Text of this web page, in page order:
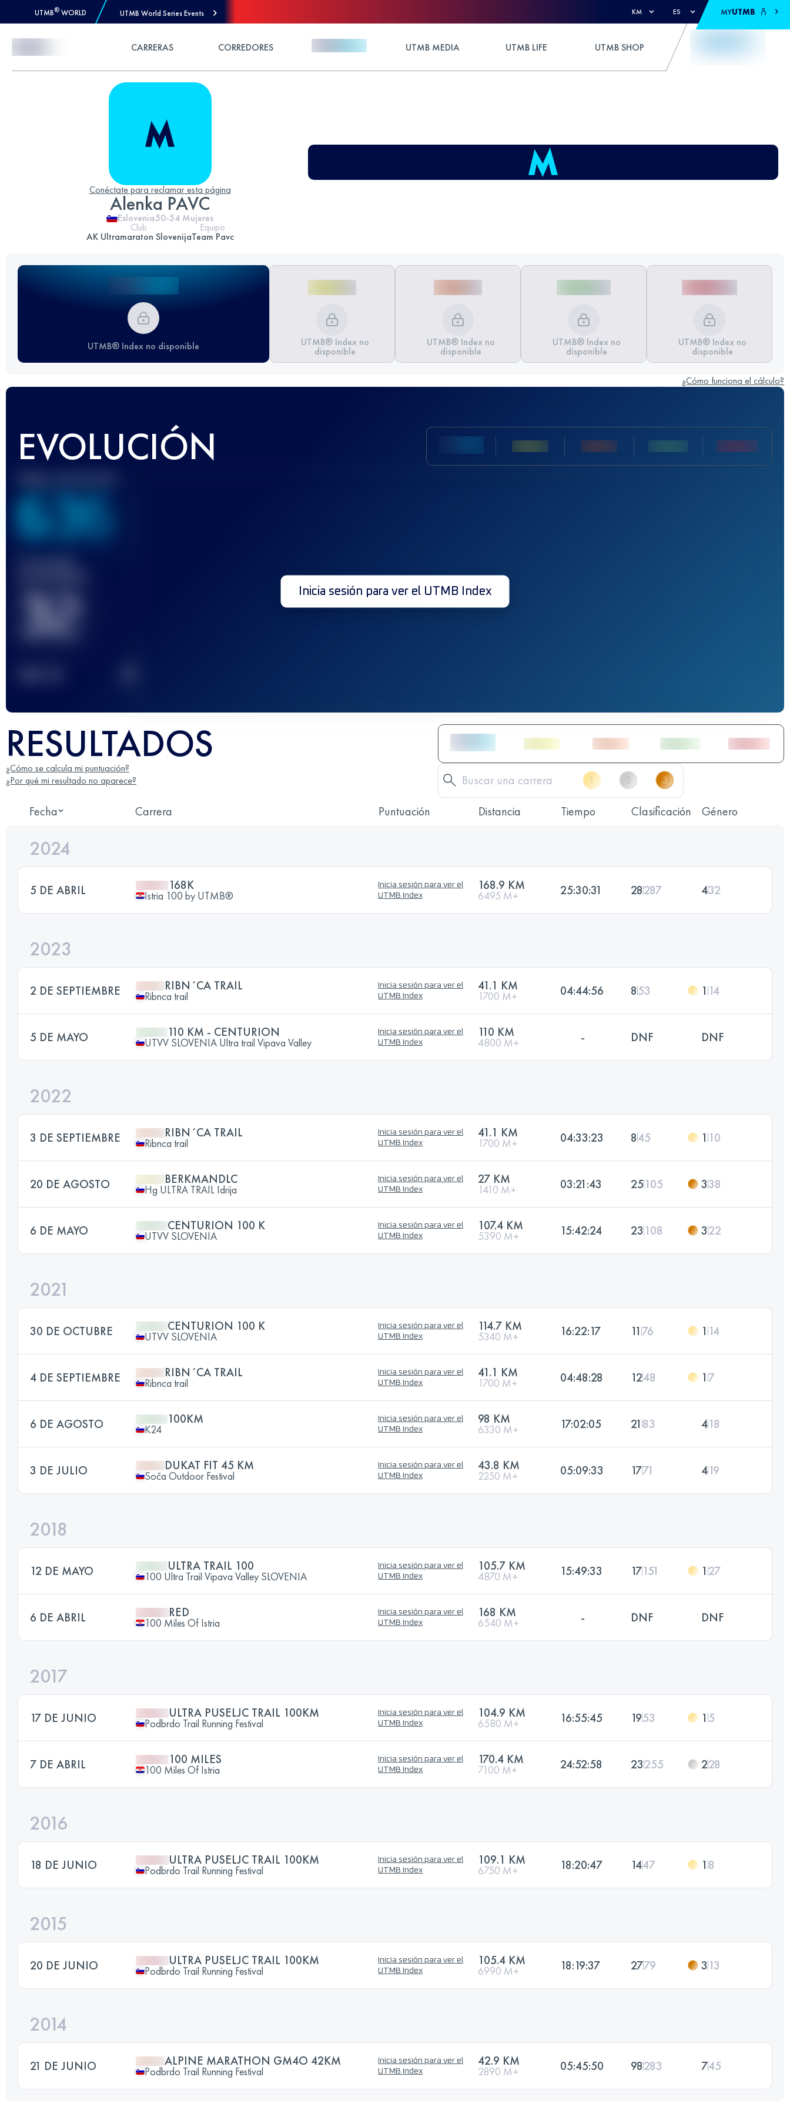
UTMB® WORLD UTMB World Series Events KM ES MYUTMB
CARRERAS CORREDORES UTMB MEDIA UTMB LIFE UTMB SHOP
Conéctate para reclamar esta página
Alenka PAVC
Eslovenia50-54 Mujeres
Club
AK Ultramaraton Slovenija
Equipo
Team Pavc
UTMB® Index no disponible UTMB® Index no
disponible
UTMB® Index no
disponible
UTMB® Index no
disponible
UTMB® Index no
disponible
¿Cómo funciona el cálculo?
EVOLUCIÓN
636
32 Inicia sesión para ver el UTMB Index
RESULTADOS
¿Cómo se calcula mi puntuación?
¿Por qué mi resultado no aparece?
Fecha Carrera Puntuación Distancia Tiempo Clasificación Género
2024
5 DE ABRIL 168K
Istria 100 by UTMB®️
Inicia sesión para ver el
UTMB Index
168.9 KM
6495 M+ 25:30:31 28287 432
2023
2 DE SEPTIEMBRE RIBN´CA TRAIL
Ribnca trail
Inicia sesión para ver el
UTMB Index
41.1 KM
1700 M+ 04:44:56 853 1 14
5 DE MAYO 110 KM - CENTURION
UTVV SLOVENIA Ultra trail Vipava Valley
Inicia sesión para ver el
UTMB Index
110 KM
4800 M+ - DNF DNF
2022
3 DE SEPTIEMBRE RIBN´CA TRAIL
Ribnca trail
Inicia sesión para ver el
UTMB Index
41.1 KM
1700 M+ 04:33:23 845 1 10
20 DE AGOSTO BERKMANDLC
Hg ULTRA TRAIL Idrija
Inicia sesión para ver el
UTMB Index
27 KM
1410 M+ 03:21:43 25105 338
6 DE MAYO CENTURION 100 K
UTVV SLOVENIA
Inicia sesión para ver el
UTMB Index
107.4 KM
5390 M+ 15:42:24 23 108 322
2021
30 DE OCTUBRE CENTURION 100 K
UTVV SLOVENIA
Inicia sesión para ver el
UTMB Index
114.7 KM
5340 M+ 16:22:17 11 76 1 14
4 DE SEPTIEMBRE RIBN´CA TRAIL
Ribnca trail
Inicia sesión para ver el
UTMB Index
41.1 KM
1700 M+ 04:48:28 1248 1 7
6 DE AGOSTO 100KM
K24
Inicia sesión para ver el
UTMB Index
98 KM
6330 M+ 17:02:05 21 83 418
3 DE JULIO DUKAT FIT 45 KM
Soča Outdoor Festival
Inicia sesión para ver el
UTMB Index
43.8 KM
2250 M+ 05:09:33 1771 419
2018
12 DE MAYO ULTRA TRAIL 100
100 Ultra Trail Vipava Valley SLOVENIA
Inicia sesión para ver el
UTMB Index
105.7 KM
4870 M+ 15:49:33 17151 1 27
6 DE ABRIL RED
100 Miles Of Istria
Inicia sesión para ver el
UTMB Index
168 KM
6540 M+ - DNF DNF
2017
17 DE JUNIO ULTRA PUSELJC TRAIL 100KM
Podbrdo Trail Running Festival
Inicia sesión para ver el
UTMB Index
104.9 KM
6580 M+ 16:55:45 1953 1 5
7 DE ABRIL 100 MILES
100 Miles Of Istria
Inicia sesión para ver el
UTMB Index
170.4 KM
7100 M+ 24:52:58 23255 228
2016
18 DE JUNIO ULTRA PUSELJC TRAIL 100KM
Podbrdo Trail Running Festival
Inicia sesión para ver el
UTMB Index
109.1 KM
6750 M+ 18:20:47 1447 1 8
2015
20 DE JUNIO ULTRA PUSELJC TRAIL 100KM
Podbrdo Trail Running Festival
Inicia sesión para ver el
UTMB Index
105.4 KM
6990 M+ 18:19:37 2779 3 13
2014
21 DE JUNIO ALPINE MARATHON GM4O 42KM
Podbrdo Trail Running Festival
Inicia sesión para ver el
UTMB Index
42.9 KM
2890 M+ 05:45:50 98283 745